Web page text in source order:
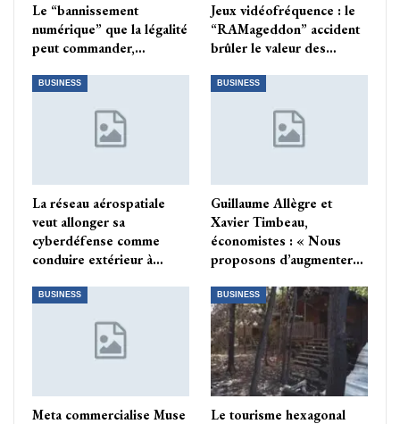
Le “bannissement
numérique” que la légalité
peut commander,…
Jeux vidéofréquence : le
“RAMageddon” accident
brûler le valeur des…
BUSINESS
La réseau aérospatiale
veut allonger sa
cyberdéfense comme
conduire extérieur à…
BUSINESS
Guillaume Allègre et
Xavier Timbeau,
économistes : « Nous
proposons d’augmenter…
BUSINESS
Meta commercialise Muse
BUSINESS
Le tourisme hexagonal